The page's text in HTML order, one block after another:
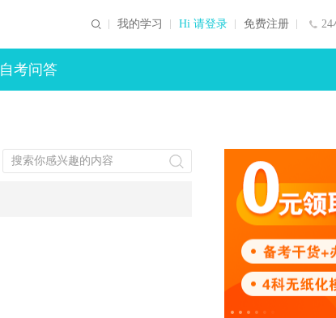
24
我的学习 Hi 请登录 免费注册
自考问答